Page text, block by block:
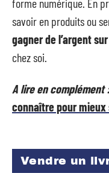
forme numérique. En
savoir en produits ou
gagner de l’argent
chez soi.
A lire en complément
connaître pour
Vendre un